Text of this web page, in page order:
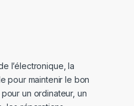
l’électronique, la
pour maintenir le bon
un ordinateur, un